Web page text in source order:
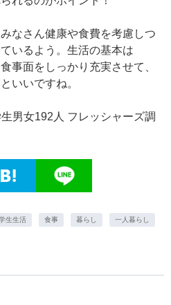
なさん健康や食費を考慮しつ
いるよう。生活の基本は
事面をしっかり充実させて、
いいですね。
男女192人 フレッシャーズ調
生生活 食事 暮らし 一人暮らし